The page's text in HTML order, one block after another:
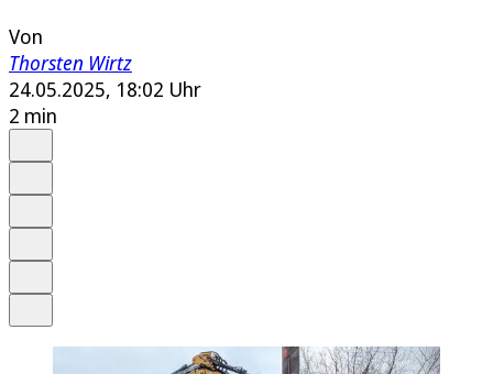
Von
Thorsten Wirtz
24.05.2025, 18:02 Uhr
2 min